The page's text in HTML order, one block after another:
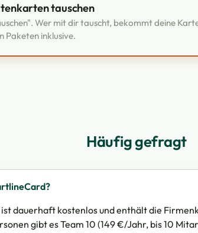
tauschen
Wer mit dir tauscht, bekommt deine
Paketen inklusive.
Häufig gefragt
ist dauerhaft kostenlos und enthält die
gibt es Team 10 (149 €/Jahr, bis 10